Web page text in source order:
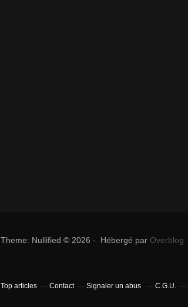
Theme: Nullified © 2026 - Hébergé par Overblog
Top articles Contact Signaler un abus C.G.U.